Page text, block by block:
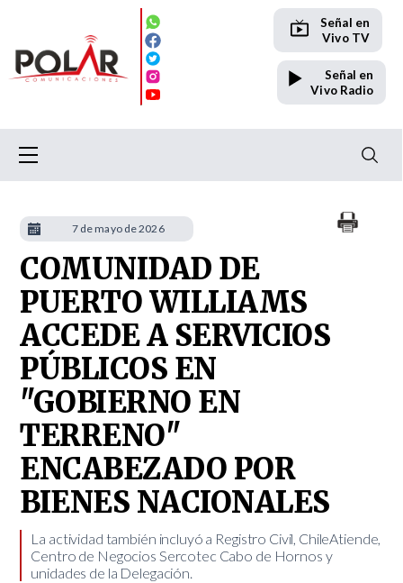
Señal en
Vivo TV
Señal en
Vivo Radio
COMUNIDAD DE
PUERTO WILLIAMS
ACCEDE A SERVICIOS
PÚBLICOS EN
"GOBIERNO EN
TERRENO"
ENCABEZADO POR
BIENES NACIONALES
La actividad también incluyó a Registro Civil, ChileAtiende,
Centro de Negocios Sercotec Cabo de Hornos y
unidades de la Delegación.
7 de mayo de 2026